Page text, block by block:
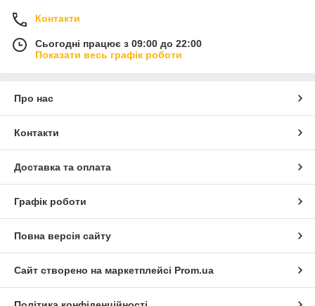
Контакти
Сьогодні працює з 09:00 до 22:00
Показати весь графік роботи
Про нас
Контакти
Доставка та оплата
Графік роботи
Повна версія сайту
Сайт створено на маркетплейсі Prom.ua